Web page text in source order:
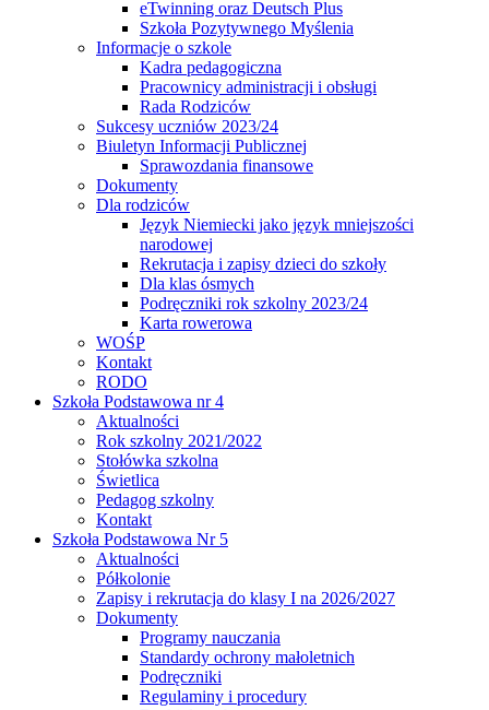
eTwinning oraz Deutsch Plus
Szkoła Pozytywnego Myślenia
Informacje o szkole
Kadra pedagogiczna
Pracownicy administracji i obsługi
Rada Rodziców
Sukcesy uczniów 2023/24
Biuletyn Informacji Publicznej
Sprawozdania finansowe
Dokumenty
Dla rodziców
Język Niemiecki jako język mniejszości
narodowej
Rekrutacja i zapisy dzieci do szkoły
Dla klas ósmych
Podręczniki rok szkolny 2023/24
Karta rowerowa
WOŚP
Kontakt
RODO
Szkoła Podstawowa nr 4
Aktualności
Rok szkolny 2021/2022
Stołówka szkolna
Świetlica
Pedagog szkolny
Kontakt
Szkoła Podstawowa Nr 5
Aktualności
Półkolonie
Zapisy i rekrutacja do klasy I na 2026/2027
Dokumenty
Programy nauczania
Standardy ochrony małoletnich
Podręczniki
Regulaminy i procedury